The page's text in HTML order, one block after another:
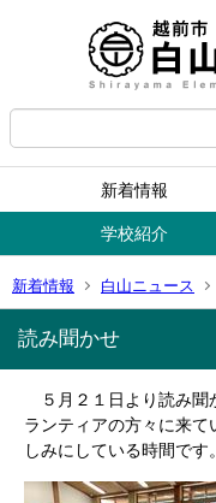
新着情報
学校紹介
新着情報 白山ニュース
読み聞かせ
５月２１日より読み聞
ランティアの方々に来
しみにしている時間です。